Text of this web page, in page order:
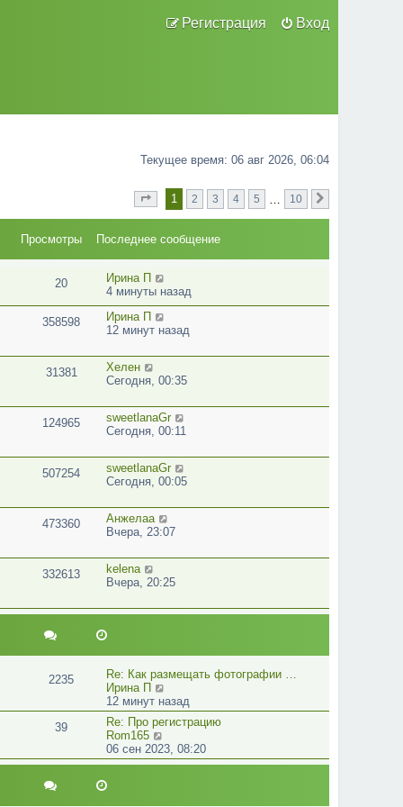
Вход
Регистрация
Текущее время: 06 авг 2026, 06:04
Страница из 10
1 2 3 4 5 10
Просмотры Последнее сообщение
20
Ирина П
4 минуты назад
358598
Ирина П
12 минут назад
31381
Хелен
Сегодня, 00:35
124965
sweetlanaGr
Сегодня, 00:11
507254
sweetlanaGr
Сегодня, 00:05
473360
Анжелаа
Вчера, 23:07
332613
kelena
Вчера, 20:25
2235
Re: Как размещать фотографии …
Ирина П
е
р
е
т
и
12 минут назад
39
Re: Про регистрацию
Rom165
е
р
06 сен 2023, 08:20